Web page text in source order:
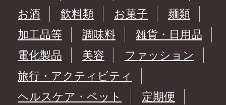
お酒
飲料類 お菓子
麺類
加工品等
調味料
雑貨・日用品
電化製品
美容
ファッション
旅行・アクティビティ
ヘルスケア・ペット
定期便